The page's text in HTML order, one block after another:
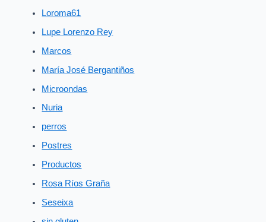
Loroma61
Lupe Lorenzo Rey
Marcos
María José Bergantiños
Microondas
Nuria
perros
Postres
Productos
Rosa Ríos Graña
Seseixa